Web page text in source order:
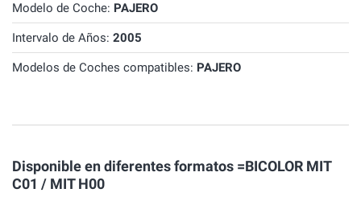
Modelo de Coche: PAJERO
Intervalo de Años: 2005
Modelos de Coches compatibles: PAJERO
Disponible en diferentes formatos =BICOLOR MIT
C01 / MIT H00